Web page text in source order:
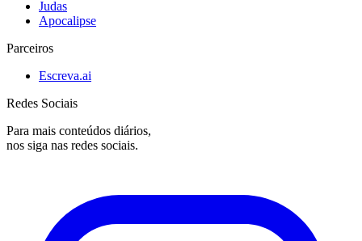
Judas
Apocalipse
Parceiros
Escreva.ai
Redes Sociais
Para mais conteúdos diários,
nos siga nas redes sociais.